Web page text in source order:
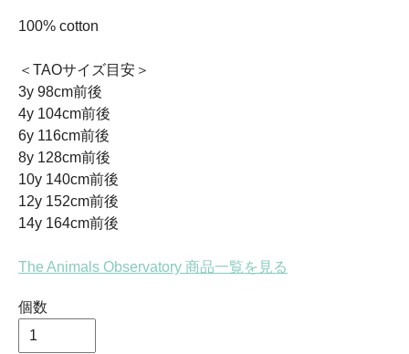
100% cotton
＜TAOサイズ目安＞
3y 98cm前後
4y 104cm前後
6y 116cm前後
8y 128cm前後
10y 140cm前後
12y 152cm前後
14y 164cm前後
The Animals Observatory 商品一覧を見る
個数